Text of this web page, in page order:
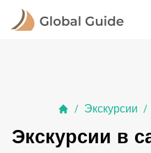
/ Экскурсии /
Экскурсии в